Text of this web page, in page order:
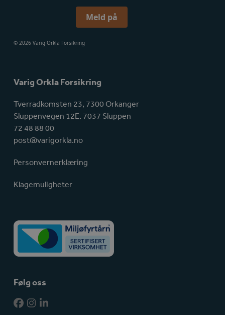
Meld på
© 2026 Varig Orkla Forsikring
Varig Orkla Forsikring
Tverradkomsten 23, 7300 Orkanger
Sluppenvegen 12E. 7037 Sluppen
72 48 88 00
post@varigorkla.no
Personvernerklæring
Klagemuligheter
Følg oss
Facebook
Instagram
LinkedIn